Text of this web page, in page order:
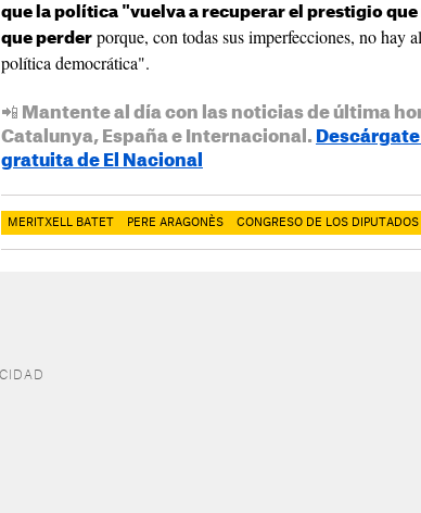
que la política "vuelva a recuperar el prestigio
que perder porque, con todas sus imperfecciones, no hay
política democrática".
📲 Mantente al día con las noticias de última
Catalunya, España e Internacional.
gratuita de El Nacional
MERITXELL BATET PERE ARAGONÈS CONGRESO DE LOS DIPUTADOS